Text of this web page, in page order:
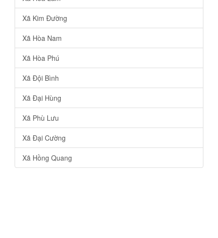
Xã Kim Đường
Xã Hòa Nam
Xã Hòa Phú
Xã Đội Bình
Xã Đại Hùng
Xã Phù Lưu
Xã Đại Cường
Xã Hồng Quang